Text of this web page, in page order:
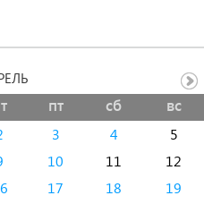
пт сб вс
3 4
5
10 11
12
17 18
19